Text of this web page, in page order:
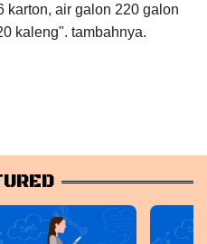
karton, air galon 220 galon
kaleng". tambahnya.